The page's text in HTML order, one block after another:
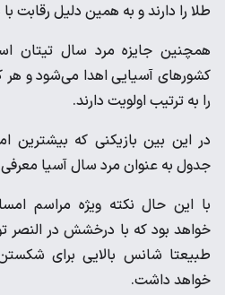
طلا را دارند و به همین دلیل
همچنین جایزه مرد سال تیتان
را به ترتیب اولویت دارند.
در این بین بازیکنی که بیشترین
جدول به عنوان مرد سال آسیا
با این حال نکته ویژه مراسم
خواهد بود که با درخشش در النصر
طبیعتا شانس بالایی برای
خواهد داشت.